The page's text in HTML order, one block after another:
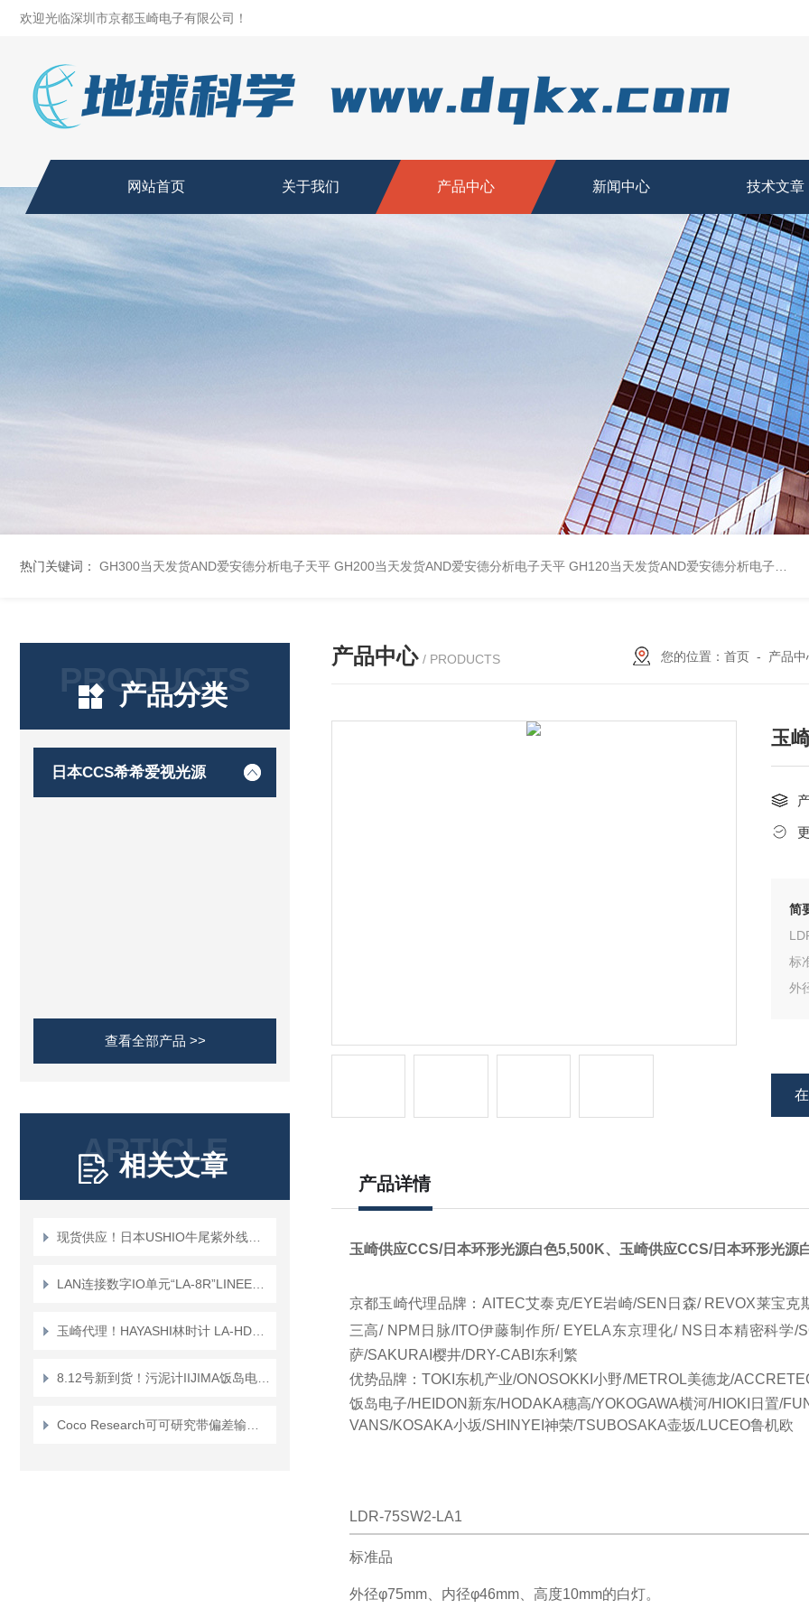
欢迎光临深圳市京都玉崎电子有限公司！
网站首页 关于我们 产品中心 新闻中心 技术文章
热门关键词： GH300当天发货AND爱安德分析电子天平 GH200当天发货AND爱安德分析电子天平 GH120当天发货AND爱安德分析电子天平
PRODUCTS
产品分类
日本CCS希希爱视光源
查看全部产品 >>
ARTICLE
相关文章
产品中心 / PRODUCTS 您的位置： 首页- 产品中
玉
简
标
外
产品详情
玉崎供应CCS/日本环形光源白色5,500K、 玉崎供应CCS/日本环形光源
京都玉崎代理品牌：AITEC艾泰克/EYE岩崎/SEN日森/ REVOX莱宝
三高/ NPM日脉/ITO伊藤制作所/ EYELA东京理化/ NS日本精密科学/
萨/SAKURAI樱井/DRY-CABI东利繁
优势品牌：TOKI东机产业/ONOSOKKI小野/METROL美德龙/
饭岛电子/HEIDON新东/HODAKA穗高/YOKOGAWA横河/HIOKI日置/
VANS/KOSAKA小坂/SHINYEI神荣/TSUBOSAKA壶坂/LUCEO鲁机欧
LDR-75SW2-LA1
标准品
外径φ75mm、内径φ46mm、高度10mm的白灯。